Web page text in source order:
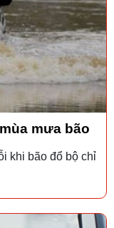
mưa bão
khi bão đổ bộ chỉ